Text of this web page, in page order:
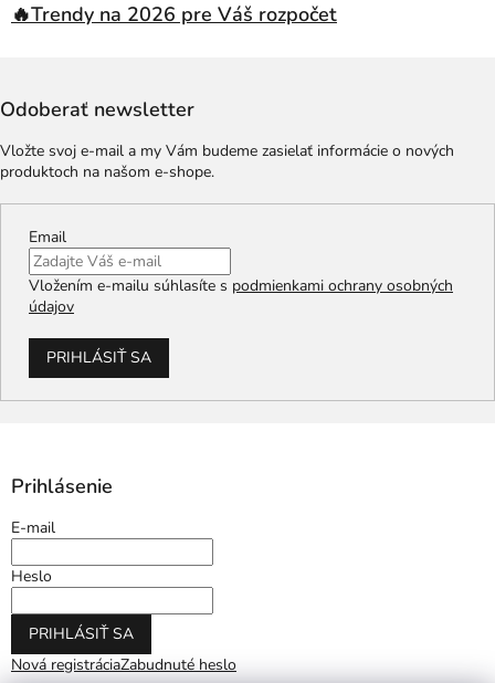
🔥Trendy na 2026 pre Váš rozpočet
Odoberať newsletter
Vložte svoj e-mail a my Vám budeme zasielať informácie o nových
produktoch na našom e-shope.
Email
Vložením e-mailu súhlasíte s podmienkami ochrany osobných
údajov
PRIHLÁSIŤ SA
Prihlásenie
E-mail
Heslo
PRIHLÁSIŤ SA
Nová registráciaZabudnuté heslo